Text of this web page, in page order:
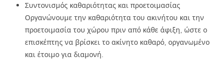
Συντονισμός καθαριότητας και προετοιμασίας
Οργανώνουμε την καθαριότητα του ακινήτου και την
προετοιμασία του χώρου πριν από κάθε άφιξη, ώστε ο
επισκέπτης να βρίσκει το ακίνητο καθαρό, οργανωμένο
και έτοιμο για διαμονή.